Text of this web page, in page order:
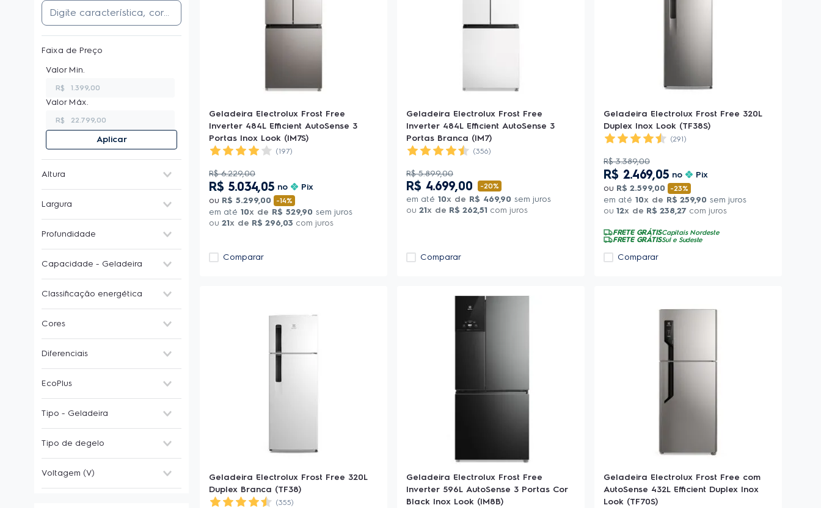
Altura
140-149 cm
150-159 cm (1)
160-169 cm
170-179 cm (37)
180-189 cm
(52)
Largura
50-59 cm
60-69 cm (56)
70-79 cm (27)
80-89 cm (16)
90-99 cm
Profundidade
50-59 cm ( 3)
60-69 cm (16)
70-79 cm (90)
80-89 cm (3)
Capacidade - Geladeira
Média - Entre 300 e 399L
24
Alta - Entre 400 e 500L (65)
Super Alta - Acima de 500L
(19)
Classificação energética
A++
A+ (5)
A (63)
B (1)
C
Cores
Cor inox
Preto (16)
Diferenciais
Alarme de porta aberta
92)
Cesta porta ovos (102)
Compartimento
congelamento rápido (59)
Compartimento extra frio
56
Painel eletrônico
Porta latas (12)
EcoPlus
Não (68)
Tipo - Geladeira
3 portas (French door)
4 portas (Multi door) (6)
Duplex (63
Inverse (freezer embaixo) (28)
Tipo de degelo
Frost Free
Manual (1)
Voltagem (V)
Faixa de Preço
R$
R$
Aplicar
Geladeira Electrolux Frost Free
Inverter 484L Efficient AutoSense 3
Portas Inox Look (IM7S)
(197)
R$ 6.229,00
R$ 5.034,05 no
Pix
ou R$ 5.299,00 -14%
em até 10x de R$ 529,90 sem juros
ou 21x de R$ 296,03 com juros
Comparar
Geladeira Electrolux Frost Free
Inverter 484L Efficient AutoSense 3
Portas Branca (IM7)
(356)
R$ 5.899,00
R$ 4.699,00 -20%
em até 10x de R$ 469,90 sem juros
ou 21x de R$ 262,51 com juros
Comparar
Geladeira Electrolux Frost Free 320L
Duplex Inox Look (TF38S)
(291)
R$ 3.389,00
R$ 2.469,05 no
Pix
ou R$ 2.599,00 -23%
em até 10x de R$ 259,90 sem juros
ou 12x de R$ 238,27com juros
FRETE GRÁTISCapitais Nordeste
FRETE GRÁTISSul e Sudeste
Comparar
Geladeira Electrolux Frost Free 320L
Duplex Branca (TF38)
(355)
Geladeira Electrolux Frost Free
Inverter 596L AutoSense 3 Portas Cor
Black Inox Look (IM8B)
Geladeira Electrolux Frost Free com
AutoSense 432L Efficient Duplex Inox
Look (TF70S)